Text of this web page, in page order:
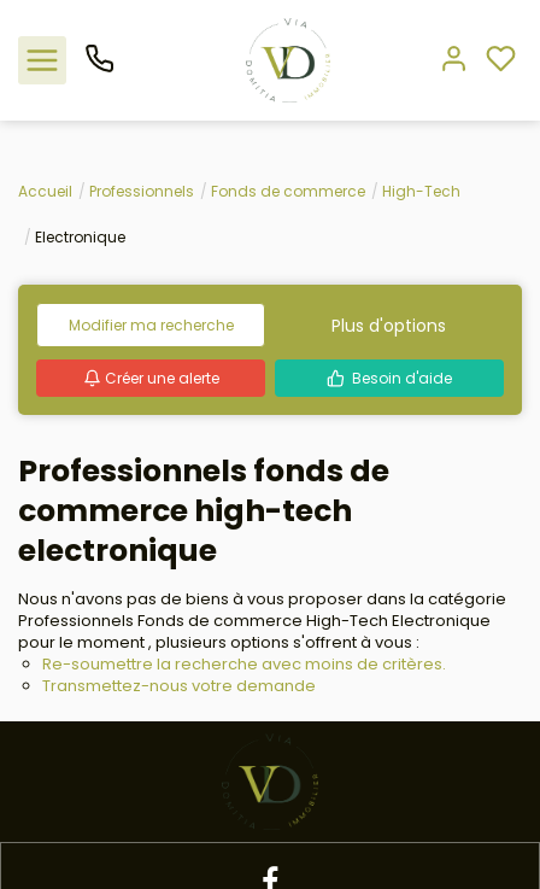
Nos offres
L'agence
Rejoindre le groupement
Estimation
Accueil Professionnels Fonds de commerce High-Tech
Electronique
Modifier ma recherche Plus d'options
Créer une alerte Besoin d'aide
Professionnels fonds de
commerce high-tech
electronique
Nous n'avons pas de biens à vous proposer dans la catégorie
Professionnels Fonds de commerce High-Tech Electronique
pour le moment , plusieurs options s'offrent à vous :
Re-soumettre la recherche avec moins de critères.
Transmettez-nous votre demande